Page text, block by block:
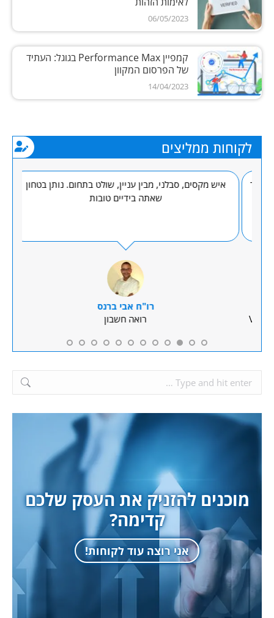
06/05/2023
קמפיין Performance Max בגוגל: העתיד
של הפרסום המקוון
14/04/2023
לקוחות ממליצים
איש מקסים, סבלני, מבין עניין, שולט בתחום. נותן בטחון
שאתה בידיים טובות
רו"ח אבי ברנס
רואה חשבון
Search:
מוכנים להזניק את העסק שלכם
קדימה?
אני רוצה עוד לקוחות!